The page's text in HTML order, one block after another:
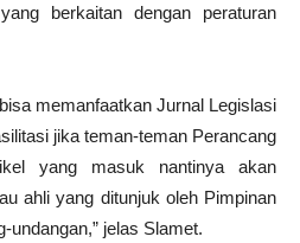
berkaitan dengan peraturan
memanfaatkan Jurnal Legislasi
jika teman-teman Perancang
yang masuk nantinya akan
ahli yang ditunjuk oleh Pimpinan
undangan,” jelas Slamet.